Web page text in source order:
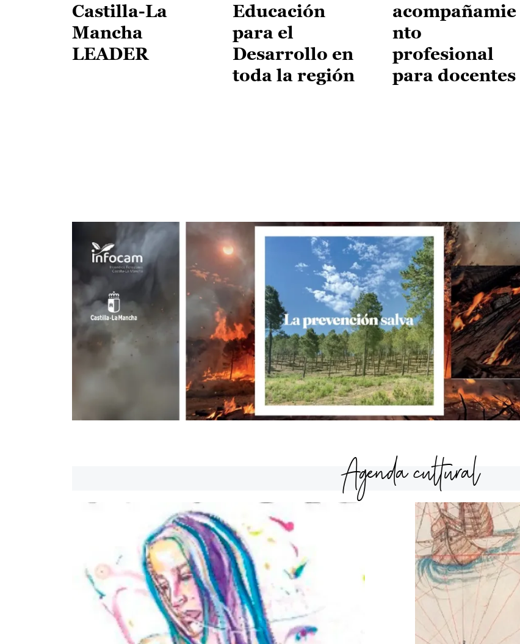
Castilla-La
Mancha
LEADER
Educación
para el
Desarrollo en
toda la región
acompañamie
nto
profesional
para docentes
Agenda cultural